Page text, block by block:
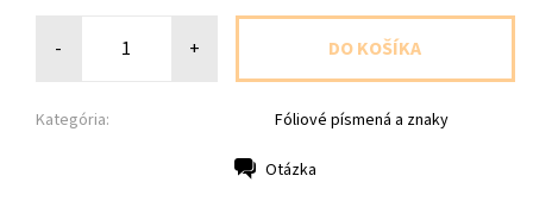
- +
Kategória: Fóliové písmená a znaky
Otázka